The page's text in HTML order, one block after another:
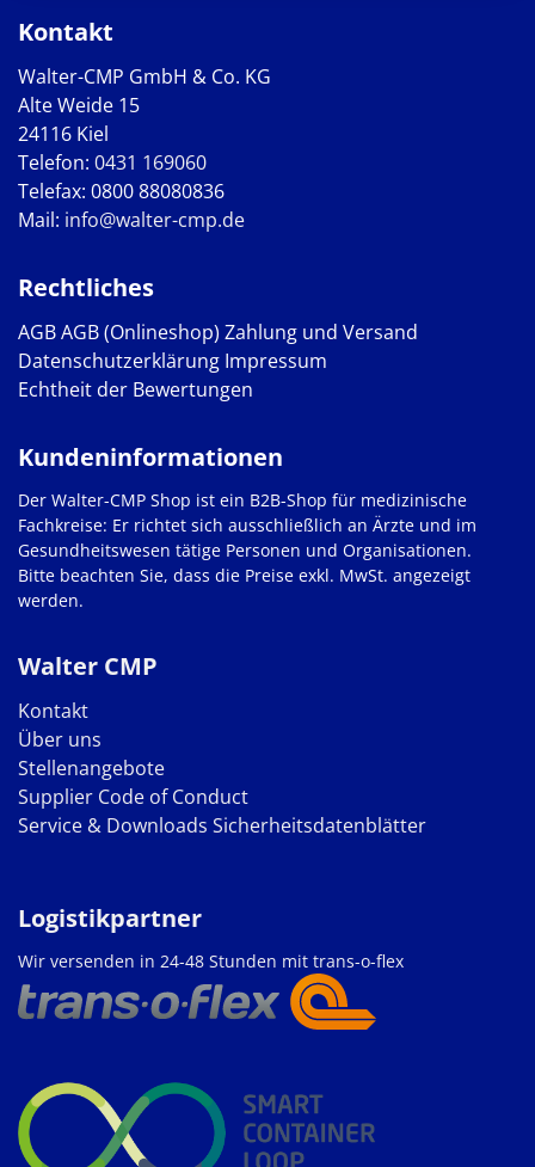
Kontakt
Walter-CMP GmbH & Co. KG
Alte Weide 15
24116 Kiel
Telefon: 0431 169060
Telefax: 0800 88080836
Mail: info@walter-cmp.de
Rechtliches
AGBAGB (Onlineshop) Zahlung und Versand
Datenschutzerklärung Impressum
Echtheit der Bewertungen
Walter CMP
Kontakt
Über uns
Stellenangebote
Supplier Code of Conduct
Service & Downloads Sicherheitsdatenblätter
Kundeninformationen
Der Walter-CMP Shop ist ein B2B-Shop für medizinische
Fachkreise: Er richtet sich ausschließlich an Ärzte und im
Gesundheitswesen tätige Personen und Organisationen.
Bitte beachten Sie, dass die Preise exkl. MwSt. angezeigt
werden.
Logistikpartner
Wir versenden in 24-48 Stunden mit trans-o-flex